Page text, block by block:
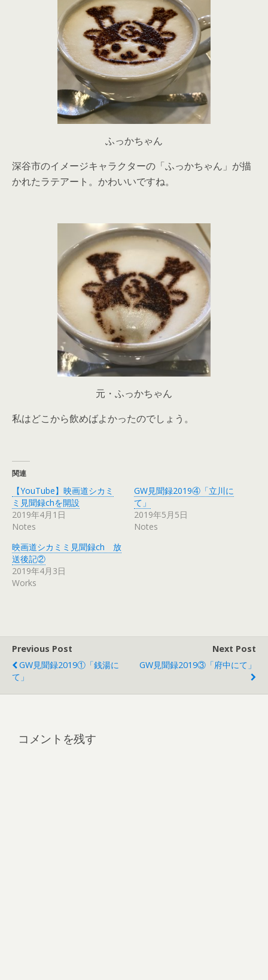
ふっかちゃん
深谷市のイメージキャラクターの「ふっかちゃん」が描
かれたラテアート。かわいいですね。
元・ふっかちゃん
私はどこから飲めばよかったのでしょう。
関連
【YouTube】映画道シカミ
ミ見聞録chを開設
2019年4月1日
Notes
GW見聞録2019④「立川に
て」
2019年5月5日
Notes
映画道シカミミ見聞録ch 放
送後記②
2019年4月3日
Works
Previous Post
GW見聞録2019①「銭湯に
て」
Next Post
GW見聞録2019③「府中にて」
コメントを残す